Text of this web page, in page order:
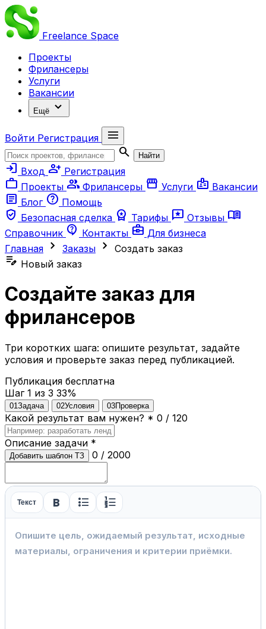
Freelance Space
Проекты
Фрилансеры
Услуги
Вакансии
Ещё expand_more
Войти Регистрация
menu
search
Найти
login Вход person_add Регистрация
work Проекты group Фрилансеры storefront Услуги badge Вакансии
article Блог help Помощь
verified_user Безопасная сделка workspace_premium Тарифы reviews Отзывы menu_book
Справочник contact_support Контакты business_center Для бизнеса
Главная chevron_right Заказы chevron_right Создать заказ
edit_note Новый заказ
Создайте заказ для
фрилансеров
Три коротких шага: опишите результат, задайте
условия и проверьте заказ перед публикацией.
Публикация бесплатна
Шаг 1 из 3 33%
01 Задача 02Условия 03Проверка
Какой результат вам нужен? * 0 / 120
Описание задачи *
Добавить шаблон ТЗ 0 / 2000
Текст format_bold format_list_bulleted format_list_numbered